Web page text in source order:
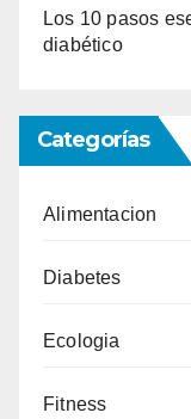
Los 10 pasos
diabético
Categorías
Alimentacion
Diabetes
Ecologia
Fitness